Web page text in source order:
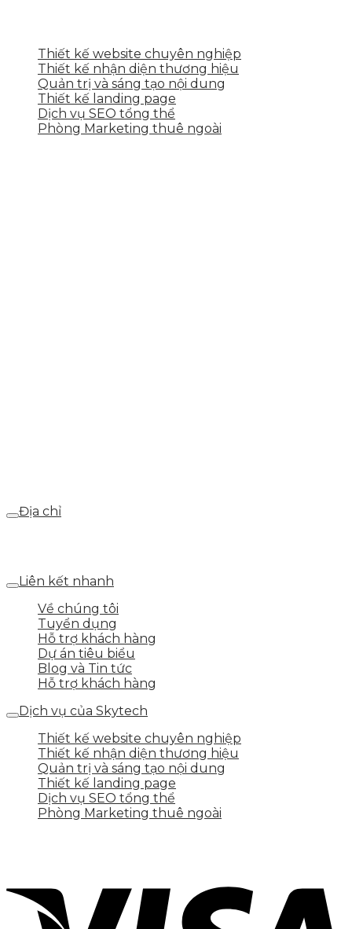
Thiết kế website chuyên nghiệp
Thiết kế nhận diện thương hiệu
Quản trị và sáng tạo nội dung
Thiết kế landing page
Dịch vụ SEO tổng thể
Phòng Marketing thuê ngoài
Địa chỉ
Liên kết nhanh
Về chúng tôi
Tuyển dụng
Hỗ trợ khách hàng
Dự án tiêu biểu
Blog và Tin tức
Hỗ trợ khách hàng
Dịch vụ của Skytech
Thiết kế website chuyên nghiệp
Thiết kế nhận diện thương hiệu
Quản trị và sáng tạo nội dung
Thiết kế landing page
Dịch vụ SEO tổng thể
Phòng Marketing thuê ngoài